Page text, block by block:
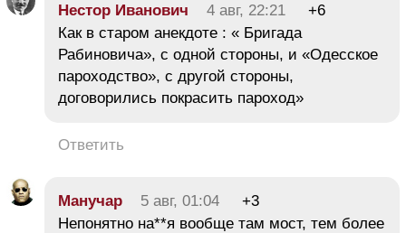
Нестор Иванович 4 авг, 22:21
+6
Как в старом анекдоте : « Бригада
Рабиновича», с одной стороны, и «Одесское
пароходство», с другой стороны,
договорились покрасить пароход»
Ответить
Манучар 5 авг, 01:04
+3
Непонятно на**я вообще там мост, тем более